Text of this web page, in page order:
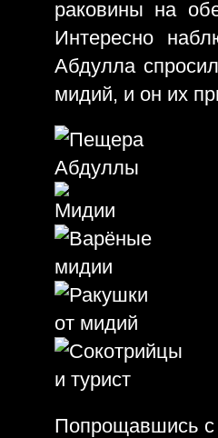
раковины на
Интересно
Абдулла
мидий, и он их
Попрощавшись с